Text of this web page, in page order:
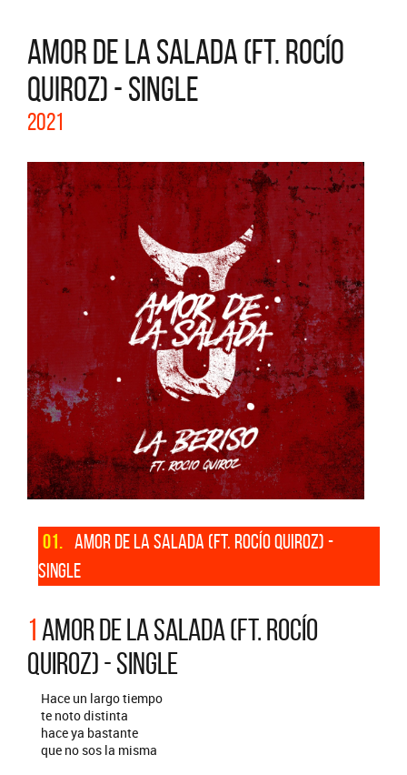
AMOR DE LA SALADA (FT. ROCÍO
QUIROZ) - SINGLE
2021
01. AMOR DE LA SALADA (FT. ROCÍO QUIROZ) -
SINGLE
1 AMOR DE LA SALADA (FT. ROCÍO
QUIROZ) - SINGLE
Hace un largo tiempo
te noto distinta
hace ya bastante
que no sos la misma